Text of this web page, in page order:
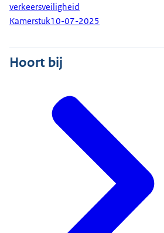
verkeersveiligheid
Kamerstuk10-07-2025
Hoort bij